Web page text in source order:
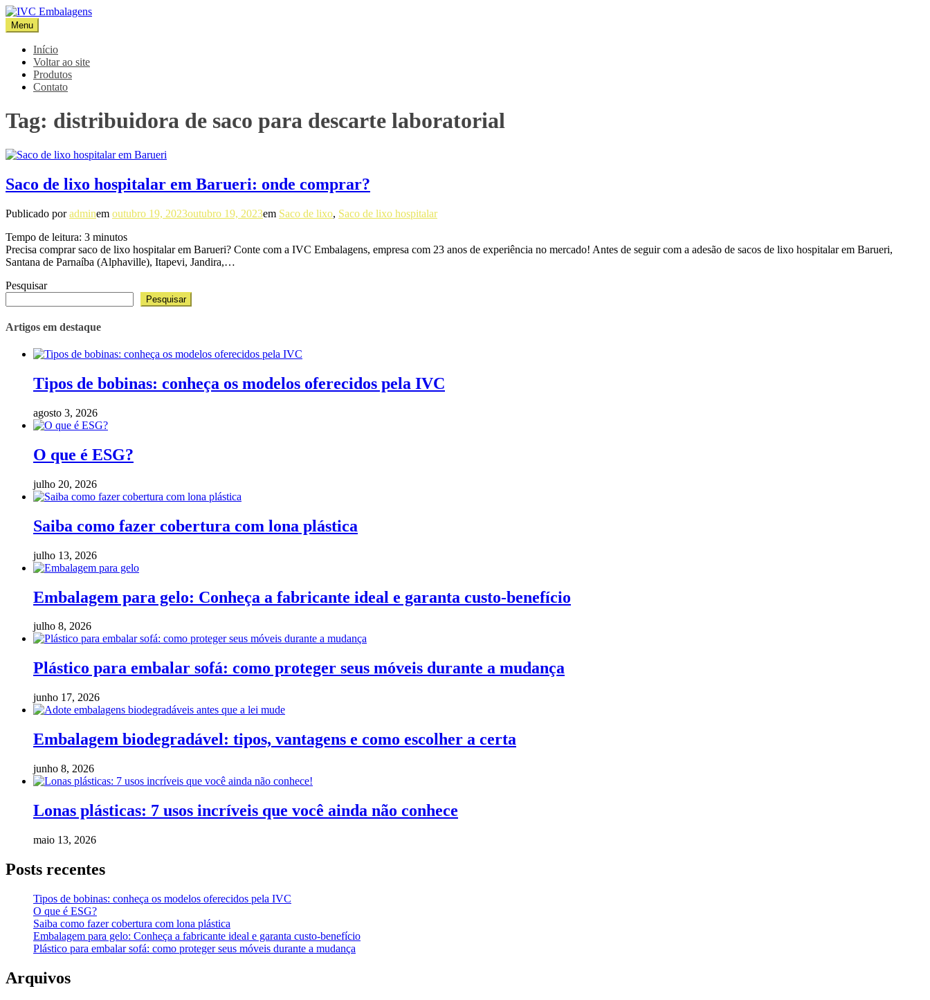
Pular
para
o
conteúdo
IVC Embalagens
Blog IVC
Menu
Início
Voltar ao site
Produtos
Contato
Tag: distribuidora de saco para descarte laboratorial
Saco de lixo hospitalar em Barueri: onde comprar?
Publicado poradminem outubro 19, 2023outubro 19, 2023em Saco de lixo, Saco de lixo hospitalar
Tempo de leitura: 3 minutos
Precisa comprar saco de lixo hospitalar em Barueri? Conte com a IVC Embalagens, empresa com 23 anos de experiência no mercado! Antes de seguir com a adesão de sacos de lixo hospitalar em Barueri,
Santana de Parnaíba (Alphaville), Itapevi, Jandira,…
Pesquisar
Pesquisar
Artigos em destaque
Tipos de bobinas: conheça os modelos oferecidos pela IVC
agosto 3, 2026
O que é ESG?
julho 20, 2026
Saiba como fazer cobertura com lona plástica
julho 13, 2026
Embalagem para gelo: Conheça a fabricante ideal e garanta custo-benefício
julho 8, 2026
Plástico para embalar sofá: como proteger seus móveis durante a mudança
junho 17, 2026
Embalagem biodegradável: tipos, vantagens e como escolher a certa
junho 8, 2026
Lonas plásticas: 7 usos incríveis que você ainda não conhece
maio 13, 2026
Posts recentes
Tipos de bobinas: conheça os modelos oferecidos pela IVC
O que é ESG?
Saiba como fazer cobertura com lona plástica
Embalagem para gelo: Conheça a fabricante ideal e garanta custo-benefício
Plástico para embalar sofá: como proteger seus móveis durante a mudança
Arquivos